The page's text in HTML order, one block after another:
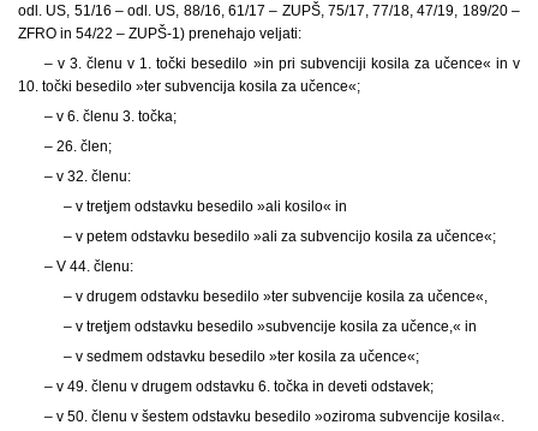
odl. US, 51/16 – odl. US, 88/16, 61/17 – ZUPŠ, 75/17, 77/18, 47/19, 189/20 –
ZFRO in 54/22 – ZUPŠ-1) prenehajo veljati:
– v 3. členu v 1. točki besedilo »in pri subvenciji kosila za učence« in v
10. točki besedilo »ter subvencija kosila za učence«;
– v 6. členu 3. točka;
– 26. člen;
– v 32. členu:
– v tretjem odstavku besedilo »ali kosilo« in
– v petem odstavku besedilo »ali za subvencijo kosila za učence«;
– V 44. členu:
– v drugem odstavku besedilo »ter subvencije kosila za učence«,
– v tretjem odstavku besedilo »subvencije kosila za učence,« in
– v sedmem odstavku besedilo »ter kosila za učence«;
– v 49. členu v drugem odstavku 6. točka in deveti odstavek;
– v 50. členu v šestem odstavku besedilo »oziroma subvencije kosila«.